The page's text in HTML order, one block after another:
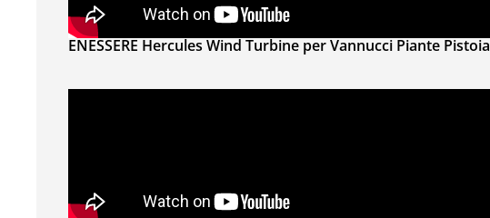
ENESSERE Hercules Wind Turbine per Vannucci Piante Pistoia